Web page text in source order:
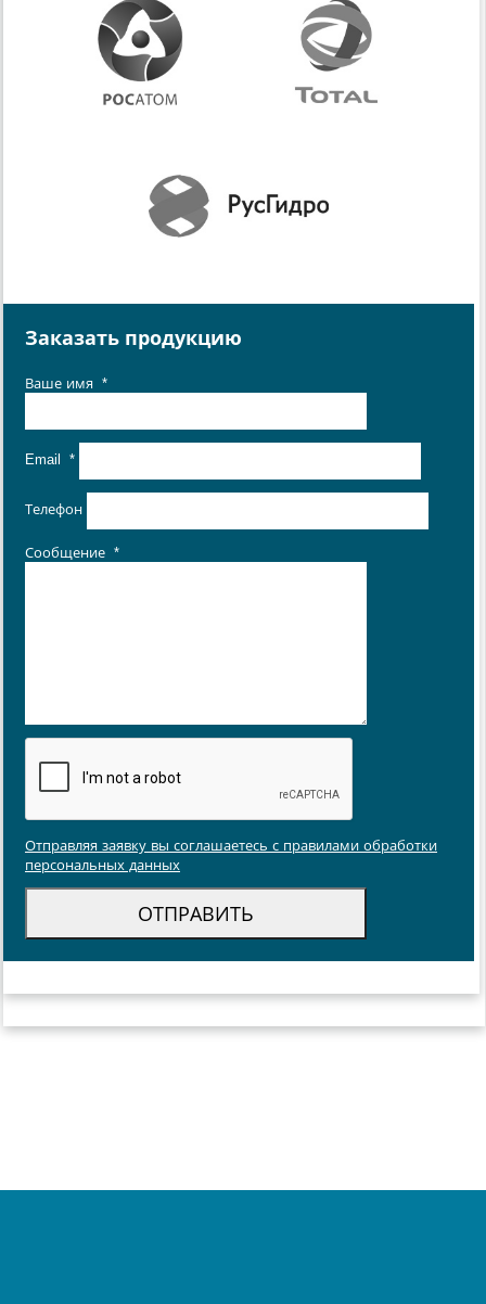
Заказать продукцию
Ваше имя *
Email *
Телефон
Сообщение *
Отправляя заявку вы соглашаетесь с правилами обработки
персональных данных